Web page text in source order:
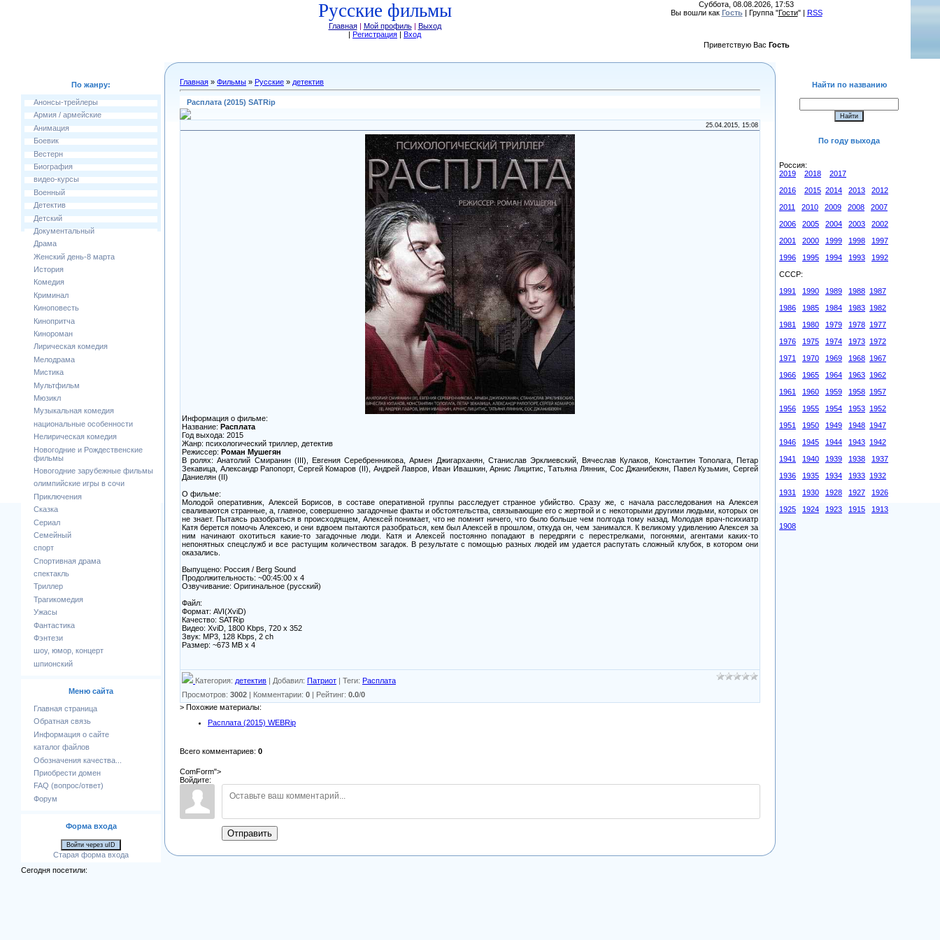
Русские фильмы
Главная| Мой профиль| Выход
| Регистрация | Вход
Суббота, 08.08.2026, 17:53
Вы вошли как Гость| Группа "Гости" | RSS
Приветствую Вас Гость
По жанру:
Анонсы-трейлеры
Армия / армейские
Анимация
Боевик
Вестерн
Биография
видео-курсы
Военный
Детектив
Детский
Документальный
Драма
Женский день-8 марта
История
Комедия
Криминал
Киноповесть
Кинопритча
Кинороман
Лирическая комедия
Мелодрама
Мистика
Мультфильм
Мюзикл
Музыкальная комедия
национальные особенности
Нелирическая комедия
Новогодние и Рождественские
фильмы
Новогодние зарубежные фильмы
олимпийские игры в сочи
Приключения
Сказка
Сериал
Семейный
спорт
Спортивная драма
спектакль
Триллер
Трагикомедия
Ужасы
Фантастика
Фэнтези
шоу, юмор, концерт
шпионский
Меню сайта
Главная страница
Обратная связь
Информация о сайте
каталог файлов
Обозначения качества...
Приобрести домен
FAQ (вопрос/ответ)
Форум
Форма входа
Войти через uID
Старая форма входа
Сегодня посетили:
Главная » Фильмы » Русские » детектив
Расплата (2015) SATRip
25.04.2015, 15:08
Информация о фильме:
Название: Расплата
Год выхода: 2015
Жанр: психологический триллер, детектив
Режиссер: Роман Мушегян
В ролях: Анатолий Смиранин (III), Евгения Серебренникова, Армен Джигарханян, Станислав Эрклиевский, Вячеслав Кулаков, Константин Тополага, Петар
Зекавица, Александр Рапопорт, Сергей Комаров (II), Андрей Лавров, Иван Ивашкин, Арнис Лицитис, Татьяна Лянник, Сос Джанибекян, Павел Кузьмин, Сергей
Даниелян (II)
О фильме:
Молодой оперативник, Алексей Борисов, в составе оперативной группы расследует странное убийство. Сразу же, с начала расследования на Алексея
сваливаются странные, а, главное, совершенно загадочные факты и обстоятельства, связывающие его с жертвой и с некоторыми другими людьми, которых он
не знает. Пытаясь разобраться в происходящем, Алексей понимает, что не помнит ничего, что было больше чем полгода тому назад. Молодая врач-психиатр
Катя берется помочь Алексею, и они вдвоем пытаются разобраться, кем был Алексей в прошлом, откуда он, чем занимался. К великому удивлению Алексея за
ним начинают охотиться какие-то загадочные люди. Катя и Алексей постоянно попадают в передряги с перестрелками, погонями, агентами каких-то
непонятных спецслужб и все растущим количеством загадок. В результате с помощью разных людей им удается распутать сложный клубок, в котором они
оказались.
Выпущено: Россия / Berg Sound
Продолжительность: ~00:45:00 x 4
Озвучивание: Oригинальное (русский)
Файл:
Формат: AVI(XviD)
Качество: SATRip
Видео: XviD, 1800 Kbps, 720 x 352
Звук: MP3, 128 Kbps, 2 ch
Размер: ~673 MB x 4
Категория: детектив | Добавил: Патриот | Теги: Расплата
Просмотров: 3002 | Комментарии: 0 | Рейтинг: 0.0/0
> Похожие материалы:
Расплата (2015) WEBRip
Всего комментариев: 0
ComForm">
Войдите:
Отправить
Найти по названию
По году выхода
Россия:
2019
2018
2017
2016
2015 2014 2013
2012
2011
2010 2009 2008
2007
2006
2005 2004 2003
2002
2001
2000 1999 1998
1997
1996
1995 1994 1993
1992
СССР:
1991
1990 1989 1988 1987
1986
1985 1984 1983 1982
1981
1980 1979 1978 1977
1976
1975 1974 1973 1972
1971
1970 1969 1968 1967
1966
1965 1964 1963 1962
1961
1960 1959 1958 1957
1956
1955 1954 1953 1952
1951
1950 1949 1948 1947
1946
1945 1944 1943 1942
1941
1940 1939 1938
1937
1936
1935 1934 1933 1932
1931
1930 1928 1927
1926
1925
1924 1923 1915
1913
1908